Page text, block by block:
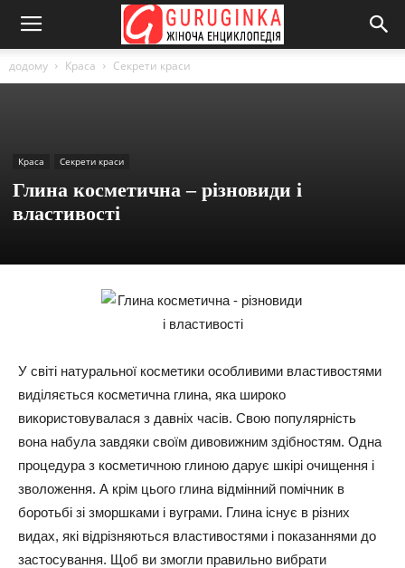
додому Краса Секрети краси
Краса Секрети краси
Глина косметична – різновиди і
властивості
У світі натуральної косметики особливими властивостями
виділяється косметична глина, яка широко
використовувалася з давніх часів. Свою популярність
вона набула завдяки своїм дивовижним здібностям. Одна
процедура з косметичною глиною дарує шкірі очищення і
зволоження. А крім цього глина відмінний помічник в
боротьбі зі зморшками і вуграми. Глина існує в різних
видах, які відрізняються властивостями і показаннями до
застосування. Щоб ви змогли правильно вибрати